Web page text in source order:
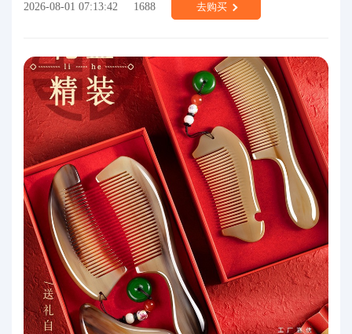
2026-08-01 07:13:42 1688 去购买